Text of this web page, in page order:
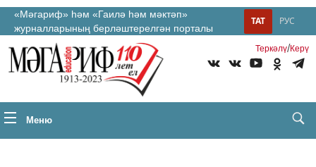
«Мәгариф» һәм «Гаилә һәм мәктәп»
журналларының берләштерелгән порталы
РУС
ТАТ
Теркəлү/Керү
Меню